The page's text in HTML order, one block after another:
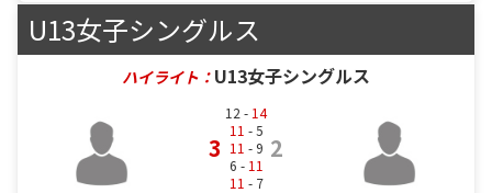
U13女子シングルス
ハイライト： U13女子シングルス
3
12 - 14
11 - 5
11 - 9
6 - 11
11 - 7
2